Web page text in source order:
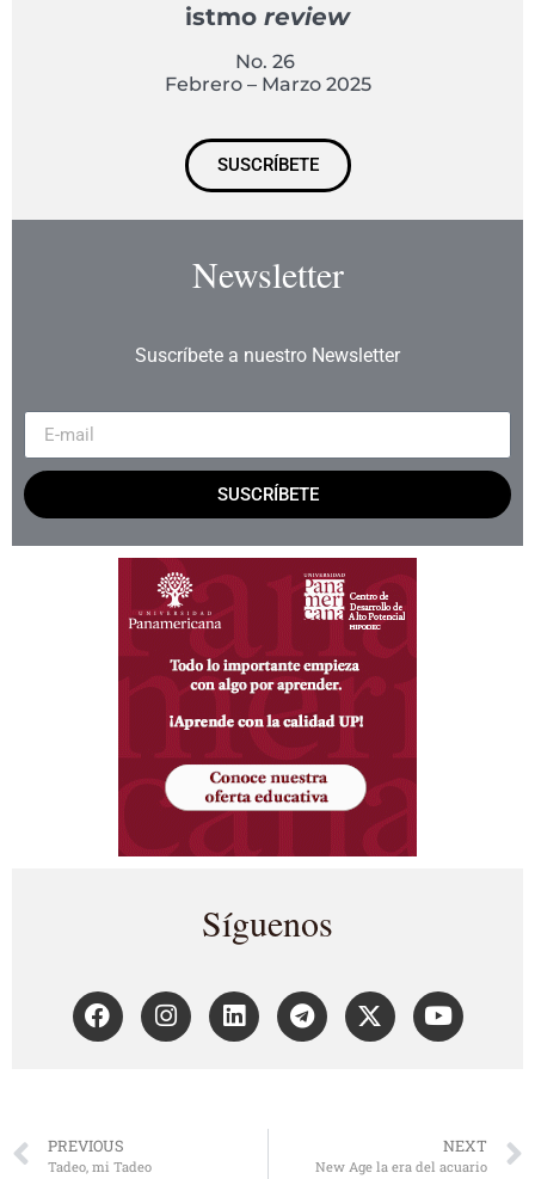
istmo review
No. 26
Febrero – Marzo 2025
SUSCRÍBETE
Newsletter
Suscríbete a nuestro Newsletter
SUSCRÍBETE
Síguenos
PREVIOUS
Tadeo, mi Tadeo
NEXT
New Age la era del acuario